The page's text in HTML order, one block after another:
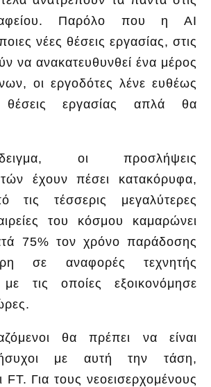
Παρόλο που η ΑΙ
νέες θέσεις εργασίας, στις
να ανακατευθυνθεί ένα μέρος
οι εργοδότες λένε ευθέως
εργασίας απλά θα
οι προσλήψεις
έχουν πέσει κατακόρυφα,
τέσσερις μεγαλύτερες
του κόσμου καμαρώνει
75% τον χρόνο παράδοσης
σε αναφορές τεχνητής
τις οποίες εξοικονόμησε
θα πρέπει να είναι
με αυτή την τάση,
FΤ. Για τους νεοεισερχομένους